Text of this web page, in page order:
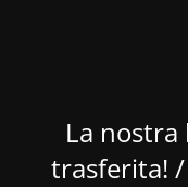
La
trasferita!